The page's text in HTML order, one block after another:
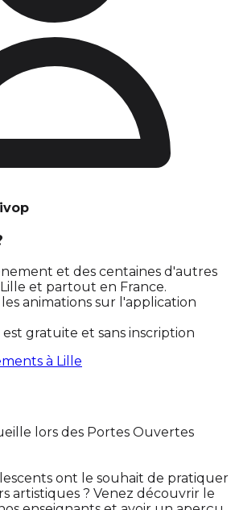
et des centaines d'autres
et partout en France.
animations sur l'application
est gratuite et sans inscription
à Lille
lors des Portes Ouvertes
ont le souhait de pratiquer
artistiques ? Venez découvrir le